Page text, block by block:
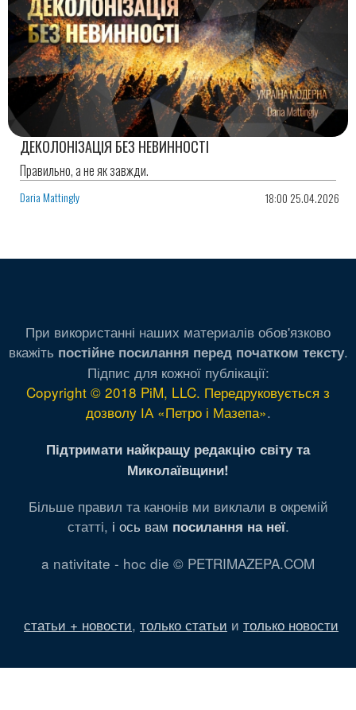
ДЕКОЛОНІЗАЦІЯ БЕЗ НЕВИННОСТІ
Правильно, а не як завжди.
Daria Mattingly 18:00 25.04.2026
При використанні наших материалів обов'язково
вкажіть постійне посилання перед початком тексту.
Підпис для кожної публікації:
Copyright © 2018 PiM, LLC. Передруковується з
дозволу ІА «Петро і Мазепа».
Підтримати найкращу редакцію світу та
Миколаївщини!
Більше правил та канонів ми виклали в окремій
статті, і ось вам посилання на неї.
a nativitate - hoc die © PETRIMAZEPA.COM
статьи + новости, только статьи и только новости